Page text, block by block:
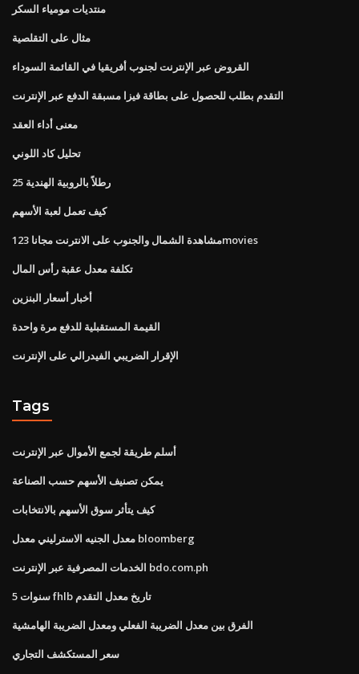
منتديات مومياء السكر
مثال على التقلصية
القروض عبر الإنترنت لجنوب أفريقيا في القائمة السوداء
التقدم بطلب للحصول على بطاقة فيزا مسبقة الدفع عبر الإنترنت
معنى أداء العقد
تحليل كاد اللوني
25 رطلاً بالروبية الهندية
كيف تعمل لعبة الأسهم
مشاهدة الشمال والجنوب على الانترنت مجانا 123movies
تكلفة معدل عقبة رأس المال
أخبار أسعار البنزين
القيمة المستقبلية للدفع مرة واحدة
الإقرار الضريبي الفيدرالي على الإنترنت
Tags
أسلم طريقة لجمع الأموال عبر الإنترنت
يمكن تصنيف الأسهم حسب الصناعة
كيف يتأثر سوق الأسهم بالانتخابات
معدل الجنيه الاسترليني معدل bloomberg
الخدمات المصرفية عبر الإنترنت bdo.com.ph
5 سنوات fhlb تاريخ معدل التقدم
الفرق بين معدل الضريبة الفعلي ومعدل الضريبة الهامشية
سعر المستكشف التجاري